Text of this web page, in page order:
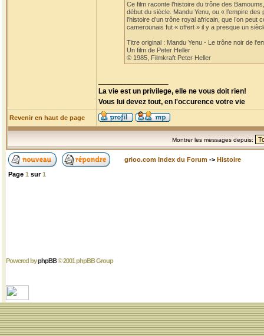
Ce film raconte l’histoire du trône des
début du siècle. Mandu Yenu, ou « l’empire
l’histoire d’un trône royal africain, que l’on
camerounais fut « offert » il y a presque un
Titre original : Mandu Yenu - Le trône noir de
Un film de Peter Heller
© 1985, Filmkraft Peter Heller
La vie est un privilege, elle ne vous doit rien!
Vous lui devez tout, en l'occurence votre vie
Revenir en haut de page
Montrer les messages depuis:
grioo.com Index du Forum -> Histoire
Page 1 sur1
Powered byphpBB© 2001 phpBB Group